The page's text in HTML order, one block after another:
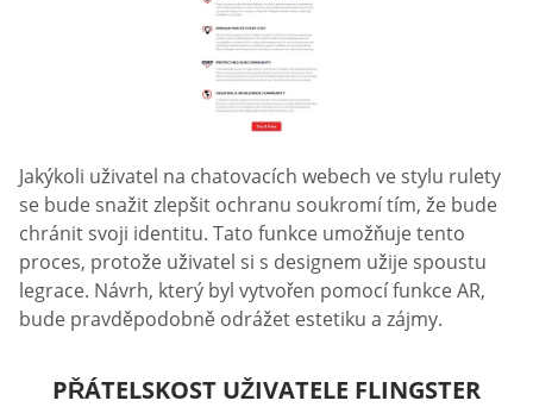
Jakýkoli uživatel na chatovacích webech ve stylu rulety
se bude snažit zlepšit ochranu soukromí tím, že bude
chránit svoji identitu. Tato funkce umožňuje tento
proces, protože uživatel si s designem užije spoustu
legrace. Návrh, který byl vytvořen pomocí funkce AR,
bude pravděpodobně odrážet estetiku a zájmy.
PŘÁTELSKOST UŽIVATELE FLINGSTER